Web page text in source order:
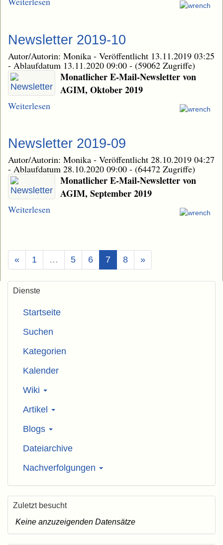
Newsletter 2019-10
Autor/Autorin: Monika - Veröffentlicht 13.11.2019 03:25
- Ablaufdatum 13.11.2020 09:00 - (59062 Zugriffe)
Monatlicher E-Mail-Newsletter von
AGIM, Oktober 2019
Weiterlesen
Newsletter 2019-09
Autor/Autorin: Monika - Veröffentlicht 28.10.2019 04:27
- Ablaufdatum 28.10.2020 09:00 - (64472 Zugriffe)
Monatlicher E-Mail-Newsletter von
AGIM, September 2019
Weiterlesen
« 1 … 5 6 7(Aktuell)
8 »
Dienste
Startseite
Suchen
Kategorien
Kalender
Wiki
Artikel
Blogs
Dateiarchive
Nachverfolgungen
Zuletzt besucht
Keine anzuzeigenden Datensätze